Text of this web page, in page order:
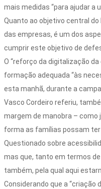
mais medidas “para ajudar a
Quanto ao objetivo central do
das empresas, é um dos
cumprir este objetivo de
O “reforço da digitalização
formação adequada “às
esta manhã, durante a
Vasco Cordeiro referiu,
margem de manobra – como
forma as famílias possam ter
Questionado sobre
mas que, tanto em termos
também, pela qual aqui
Considerando que a